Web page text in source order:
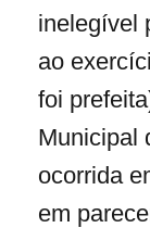
inelegível
ao
foi
Municipal
ocorrida
em